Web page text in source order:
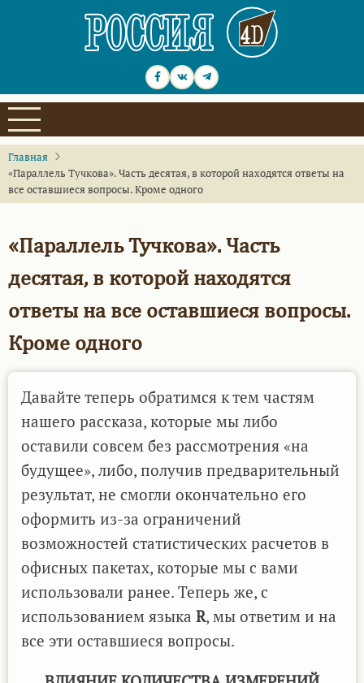
Главная
«Параллель Тучкова». Часть десятая, в которой находятся ответы на
все оставшиеся вопросы. Кроме одного
«Параллель Тучкова». Часть
десятая, в которой находятся
ответы на все оставшиеся вопросы.
Кроме одного
Давайте теперь обратимся к тем частям
нашего рассказа, которые мы либо
оставили совсем без рассмотрения «на
будущее», либо, получив предварительный
результат, не смогли окончательно его
оформить из-за ограничений
возможностей статистических расчетов в
офисных пакетах, которые мы с вами
использовали ранее. Теперь же, с
использованием языка R, мы ответим и на
все эти оставшиеся вопросы.